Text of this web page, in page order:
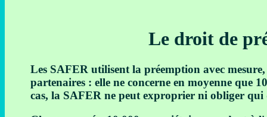
Le droit de
Les SAFER utilisent la préemption avec
partenaires : elle ne concerne en moyenne que
cas, la SAFER ne peut exproprier ni obliger qui